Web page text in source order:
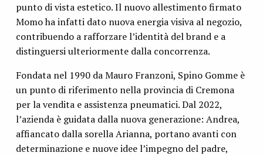
punto di vista estetico. Il nuovo allestimento firmato
Momo ha infatti dato nuova energia visiva al negozio,
contribuendo a rafforzare l’identità del brand e a
distinguersi ulteriormente dalla concorrenza.
Fondata nel 1990 da Mauro Franzoni, Spino Gomme è
un punto di riferimento nella provincia di Cremona
per la vendita e assistenza pneumatici. Dal 2022,
l’azienda è guidata dalla nuova generazione: Andrea,
affiancato dalla sorella Arianna, portano avanti con
determinazione e nuove idee l’impegno del padre,